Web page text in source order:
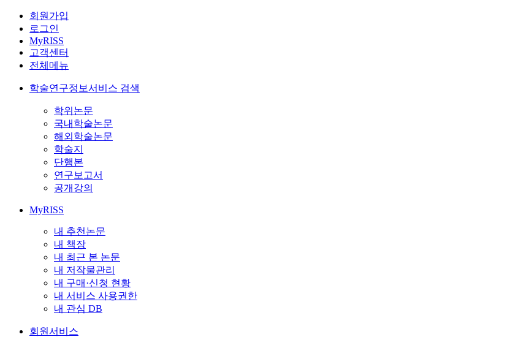
회원가입
로그인
MyRISS
고객센터
전체메뉴
학술연구정보서비스 검색
학위논문
국내학술논문
해외학술논문
학술지
단행본
연구보고서
공개강의
MyRISS
내 추천논문
내 책장
내 최근 본 논문
내 저작물관리
내 구매·신청 현황
내 서비스 사용권한
내 관심 DB
회원서비스